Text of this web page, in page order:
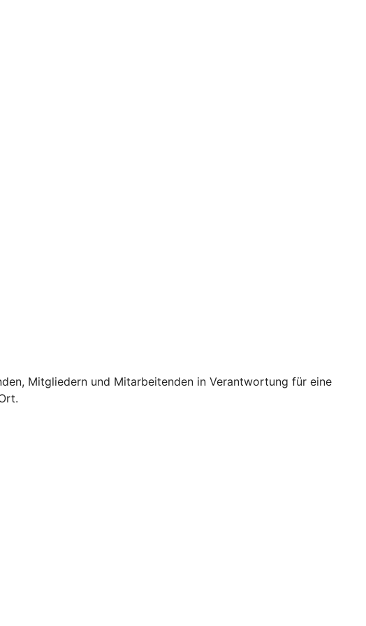
Mitgliedern und Mitarbeitenden in Verantwortung für eine